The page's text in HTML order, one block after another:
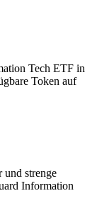
Tech ETF in
Token auf
und strenge
Information